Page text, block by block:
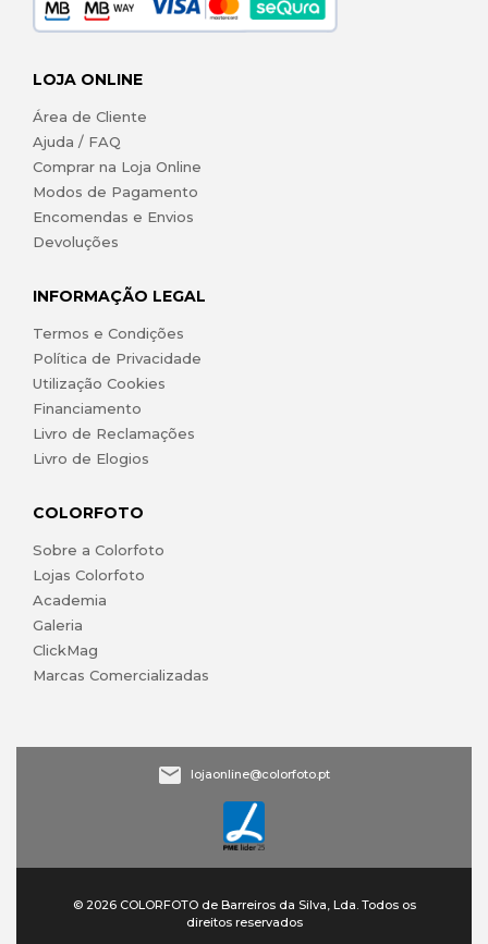
LOJA ONLINE
Área de Cliente
Ajuda / FAQ
Comprar na Loja Online
Modos de Pagamento
Encomendas e Envios
Devoluções
INFORMAÇÃO LEGAL
Termos e Condições
Política de Privacidade
Utilização Cookies
Financiamento
Livro de Reclamações
Livro de Elogios
COLORFOTO
Sobre a Colorfoto
Lojas Colorfoto
Academia
Galeria
ClickMag
Marcas Comercializadas
lojaonline@colorfoto.pt
© 2026 COLORFOTO de Barreiros da Silva, Lda. Todos os
direitos reservados